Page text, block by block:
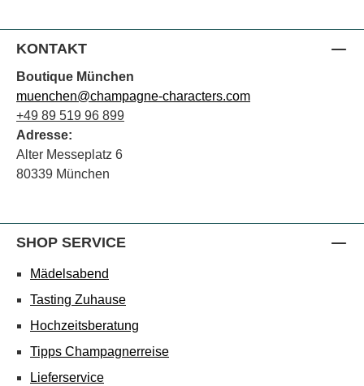
KONTAKT
Boutique München
muenchen@champagne-characters.com
+49 89 519 96 899
Adresse:
Alter Messeplatz 6
80339 München
SHOP SERVICE
Mädelsabend
Tasting Zuhause
Hochzeitsberatung
Tipps Champagnerreise
Lieferservice